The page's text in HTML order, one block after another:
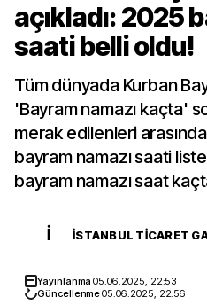
açıkladı: 2025
saati belli oldu!
Tüm dünyada Kurban
'Bayram namazı kaçta'
merak edilenleri
bayram namazı saati
bayram namazı saat
İ İSTANBUL TICARET
Yayınlanma05.06.2025, 22:53
Güncellenme05.06.2025, 22:56